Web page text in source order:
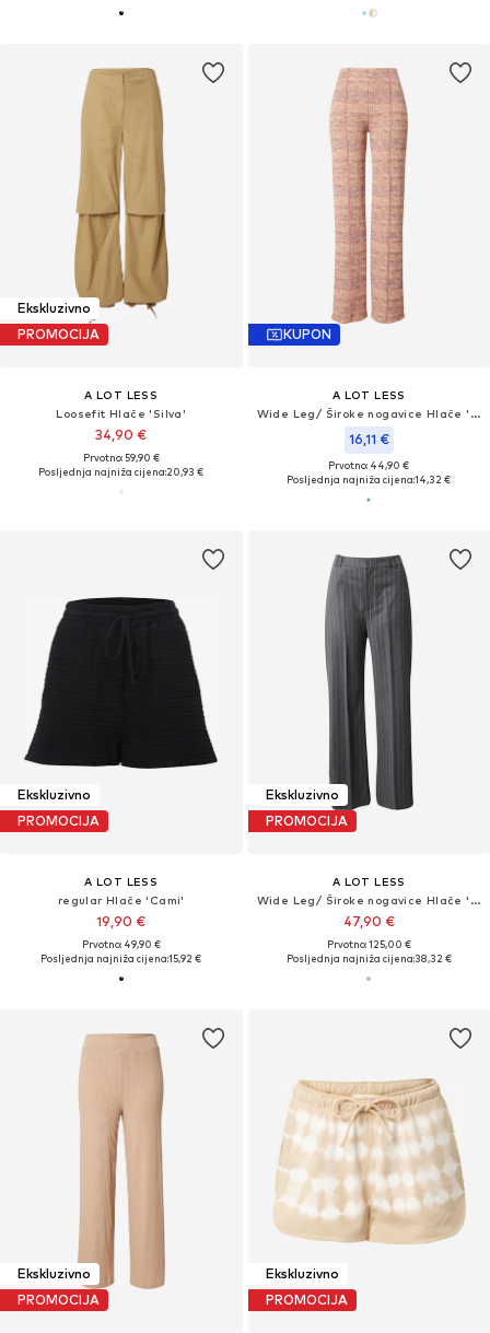
Ekskluzivno
PROMOCIJA
A LOT LESS
Loosefit Hlače 'Silva'
34,90 €
Prvotno: 59,90 €
Posljednja najniža cijena:20,93 €
KUPON
A LOT LESS
Wide Leg/ Široke nogavice Hlače 'Leesha'
16,11 €
Prvotno: 44,90 €
Posljednja najniža cijena:14,32 €
Ekskluzivno
PROMOCIJA
A LOT LESS
regular Hlače 'Cami'
19,90 €
Prvotno: 49,90 €
Posljednja najniža cijena:15,92 €
Ekskluzivno
PROMOCIJA
A LOT LESS
Wide Leg/ Široke nogavice Hlače 'Stella'
47,90 €
Prvotno: 125,00 €
Posljednja najniža cijena:38,32 €
Ekskluzivno
PROMOCIJA
Ekskluzivno
PROMOCIJA